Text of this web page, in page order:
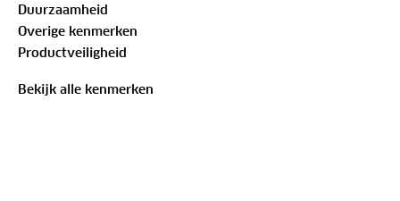
Voor welke activiteiten zijn de Poederbaas Arctic
Skipully Dames - Grijs/Zand - 2 Pack geschikt?
De skipullies zijn ideaal voor iedereen die zich in
Duurzaamheid
Overige kenmerken
Productveiligheid
Bekijk alle kenmerken